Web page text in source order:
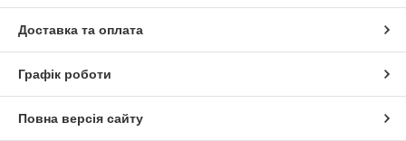
Доставка та оплата
Графік роботи
Повна версія сайту